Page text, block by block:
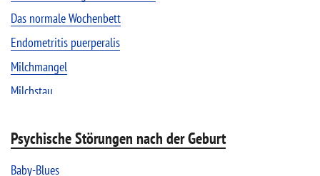
Das normale Wochenbett
Endometritis puerperalis
Milchmangel
Milchstau
Probleme mit der Dammnaht
Probleme nach der Entbindung
Psychische Störungen nach der Geburt
Baby-Blues